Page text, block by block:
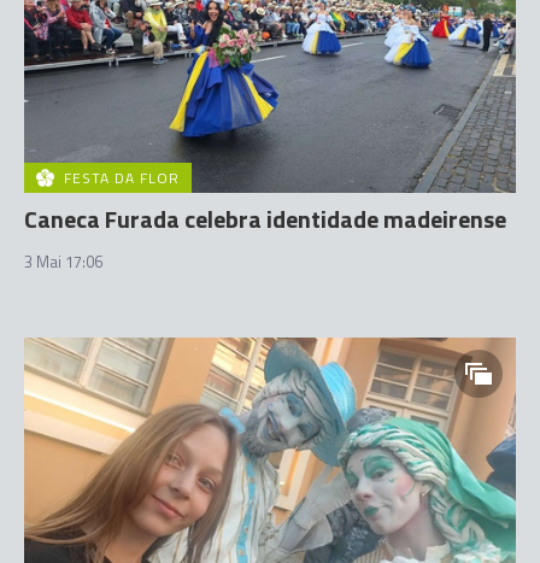
FESTA DA FLOR
Caneca Furada celebra identidade madeirense
3 Mai 17:06